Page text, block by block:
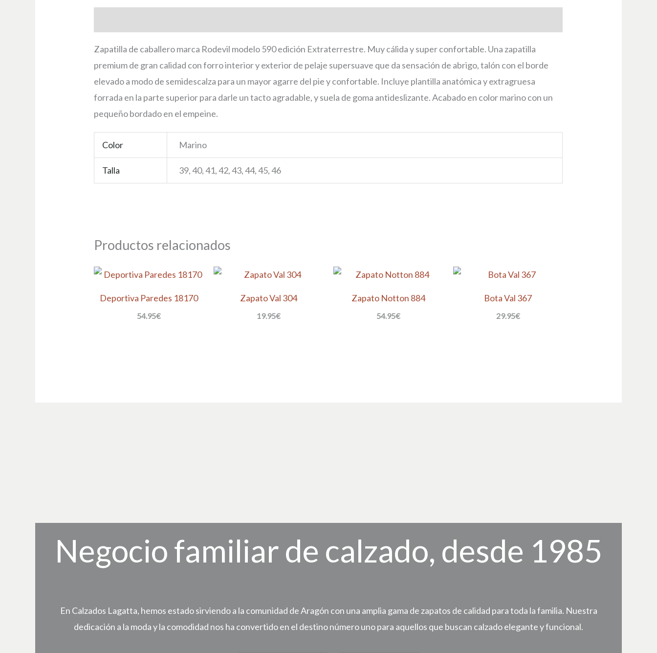
Zapatilla de caballero marca Rodevil modelo 590 edición Extraterrestre. Muy cálida y super confortable. Una zapatilla
premium de gran calidad con forro interior y exterior de pelaje supersuave que da sensación de abrigo, talón con el borde
elevado a modo de semidescalza para un mayor agarre del pie y confortable. Incluye plantilla anatómica y extragruesa
forrada en la parte superior para darle un tacto agradable, y suela de goma antideslizante. Acabado en color marino con un
pequeño bordado en el empeine.
Color Marino
Talla 39, 40, 41, 42, 43, 44, 45, 46
Productos relacionados
Deportiva Paredes 18170
54.95€
Zapato Val 304
19.95€
Zapato Notton 884
54.95€
Bota Val 367
29.95€
Negocio familiar de calzado, desde 1985
En Calzados Lagatta, hemos estado sirviendo a la comunidad de Aragón con una amplia gama de zapatos de calidad para toda la familia. Nuestra
dedicación a la moda y la comodidad nos ha convertido en el destino número uno para aquellos que buscan calzado elegante y funcional.